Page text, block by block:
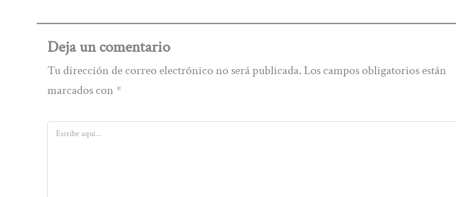
Deja un comentario
Tu dirección de correo electrónico no será publicada. Los campos obligatorios están
marcados con *
Escribe
aquí...